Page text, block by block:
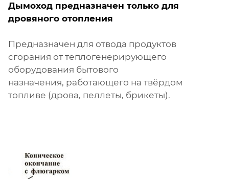
Дымоход предназначен только для
дровяного отопления
Предназначен для отвода продуктов
сгорания от теплогенерирующего
оборудования бытового
назначения, работающего на твёрдом
топливе (дрова, пеллеты, брикеты).